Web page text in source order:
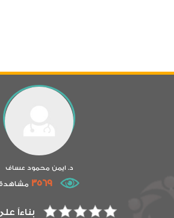
د. ايمن محمود عساف
3569 مشاهدة
بناءاً على